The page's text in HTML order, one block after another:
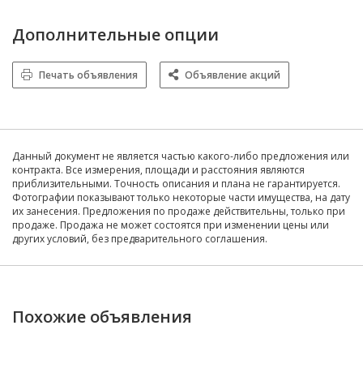
Дополнительные опции
Печать объявления Объявление акций
Данный документ не является частью какого-либо предложения или
контракта. Все измерения, площади и расстояния являются
приблизительными. Точность описания и плана не гарантируется.
Фотографии показывают только некоторые части имущества, на дату
их занесения. Предложения по продаже действительны, только при
продаже. Продажа не может состоятся при изменении цены или
других условий, без предварительного соглашения.
Похожие объявления